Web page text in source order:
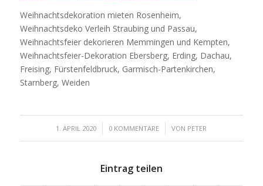
Weihnachtsdekoration mieten Rosenheim,
Weihnachtsdeko Verleih Straubing und Passau,
Weihnachtsfeier dekorieren Memmingen und Kempten,
Weihnachtsfeier-Dekoration Ebersberg, Erding, Dachau,
Freising, Fürstenfeldbruck, Garmisch-Partenkirchen,
Starnberg, Weiden
1. APRIL 2020
/ 0 KOMMENTARE
/ VON PETER
Eintrag teilen